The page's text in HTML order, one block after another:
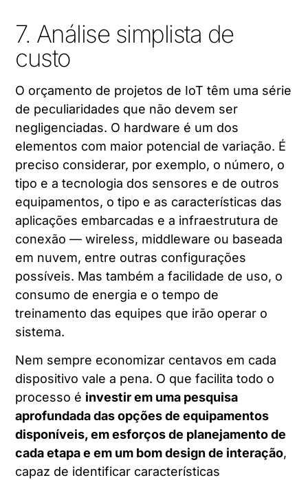
7. Análise simplista de
custo
O orçamento de projetos de IoT têm uma série
de peculiaridades que não devem ser
negligenciadas. O hardware é um dos
elementos com maior potencial de variação. É
preciso considerar, por exemplo, o número, o
tipo e a tecnologia dos sensores e de outros
equipamentos, o tipo e as características das
aplicações embarcadas e a infraestrutura de
conexão — wireless, middleware ou baseada
em nuvem, entre outras configurações
possíveis. Mas também a facilidade de uso, o
consumo de energia e o tempo de
treinamento das equipes que irão operar o
sistema.
Nem sempre economizar centavos em cada
dispositivo vale a pena. O que facilita todo o
processo é investir em uma pesquisa
aprofundada das opções de equipamentos
disponíveis, em esforços de planejamento de
cada etapa e em um bom design de interação,
capaz de identificar características